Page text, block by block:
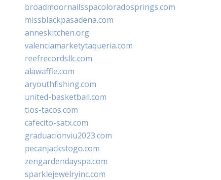
broadmoornailsspacoloradosprings.com
missblackpasadena.com
anneskitchen.org
valenciamarketytaqueria.com
reefrecordsllc.com
alawaffle.com
aryouthfishing.com
united-basketball.com
tios-tacos.com
cafecito-satx.com
graduacionviu2023.com
pecanjackstogo.com
zengardendayspa.com
sparklejewelryinc.com